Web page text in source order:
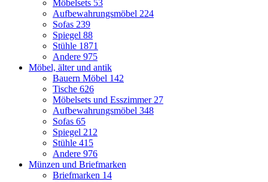
Möbelsets 53
Aufbewahrungsmöbel 224
Sofas 239
Spiegel 88
Stühle 1871
Andere 975
Möbel, älter und antik
Bauern Möbel 142
Tische 626
Möbelsets und Esszimmer 27
Aufbewahrungsmöbel 348
Sofas 65
Spiegel 212
Stühle 415
Andere 976
Münzen und Briefmarken
Briefmarken 14